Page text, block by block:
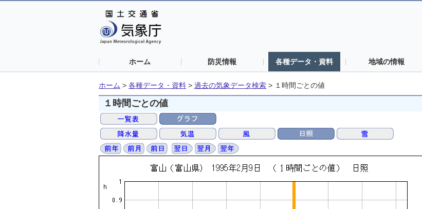
ホーム 防災情報 各種データ・資料 地域の情報
ホーム > 各種データ・資料 > 過去の気象データ検索 > １時間ごとの値
１時間ごとの値